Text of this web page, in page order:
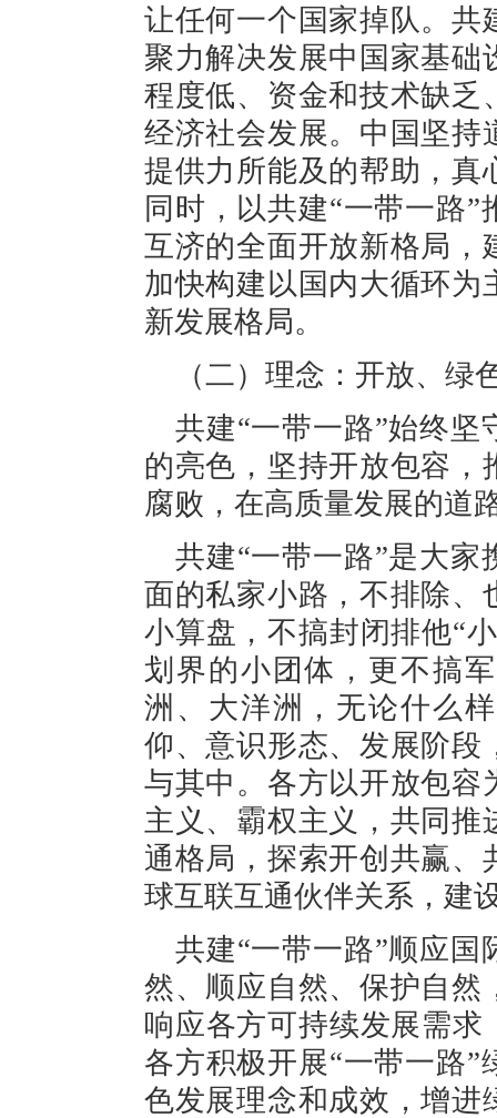
让任何一个国家掉队。共
聚力解决发展中国家基础
程度低、资金和技术缺乏
经济社会发展。中国坚持
提供力所能及的帮助，真
同时，以共建“一带一路
互济的全面开放新格局，
加快构建以国内大循环为
新发展格局。
（二）理念：开放、绿
共建“一带一路”始终
的亮色，坚持开放包容，
腐败，在高质量发展的道
共建“一带一路”是大
面的私家小路，不排除、
小算盘，不搞封闭排他“
划界的小团体，更不搞
洲、大洋洲，无论什么
仰、意识形态、发展阶段
与其中。各方以开放包容
主义、霸权主义，共同推
通格局，探索开创共赢、
球互联互通伙伴关系，建
共建“一带一路”顺应
然、顺应自然、保护自然
响应各方可持续发展需求
各方积极开展“一带一路
色发展理念和成效，增进